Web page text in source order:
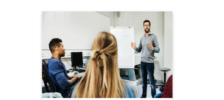
Coaching e Carreira
Detalhes do curso
Comprar Agora